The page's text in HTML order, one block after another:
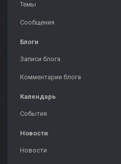
Темы
Сообщения
Блоги
Записи блога
Комментарии блога
Календарь
События
Новости
Новости